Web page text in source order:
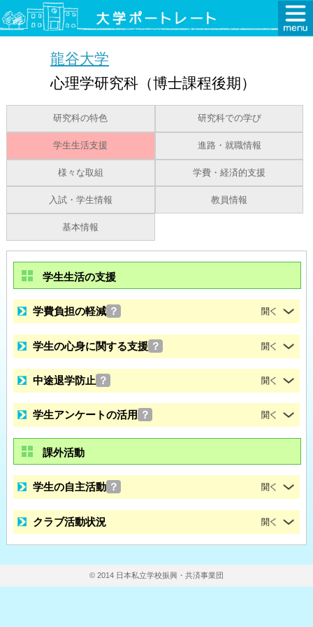
龍谷大学
心理学研究科（博士課程後期）
研究科の特色 研究科での学び
学生生活支援 進路・就職情報
様々な取組 学費・経済的支援
入試・学生情報 教員情報
基本情報
学生生活の支援
学費負担の軽減 ？
学生の心身に関する支援 ？
中途退学防止 ？
学生アンケートの活用 ？
課外活動
学生の自主活動 ？
クラブ活動状況
© 2014 日本私立学校振興・共済事業団